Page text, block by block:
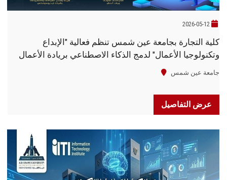
2026-05-12
كلية التجارة بجامعة عين شمس تنظم فعالية "الإبداع
وتكنولوجيا الأعمال" لدمج الذكاء الاصطناعي بريادة الأعمال
جامعة عين شمس
عرض التفاصيل